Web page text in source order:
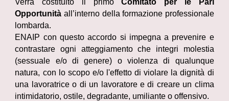
Verrà costituito il primoComitato per le Pari
Opportunità all’interno della formazione professionale
lombarda.
ENAIP con questo accordo si impegna a prevenire e
contrastare ogni atteggiamento che integri molestia
(sessuale e/o di genere) o violenza di qualunque
natura, con lo scopo e/o l'effetto di violare la dignità di
una lavoratrice o di un lavoratore e di creare un clima
intimidatorio, ostile, degradante, umiliante o offensivo.